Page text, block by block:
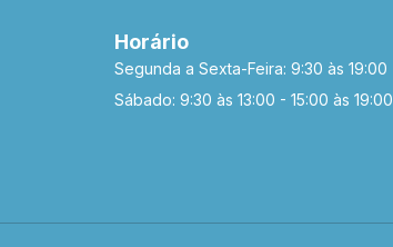
Horário
Segunda a Sexta-Feira: 9:30 às 19:00
Sábado: 9:30 às 13:00 - 15:00 às 19:00